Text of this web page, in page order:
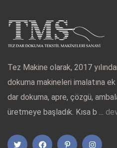
Tez Makine olarak, 2017
dokuma makineleri imalatına
dar dokuma, apre, çözgü,
üretmeye başladık. Kısa b ...